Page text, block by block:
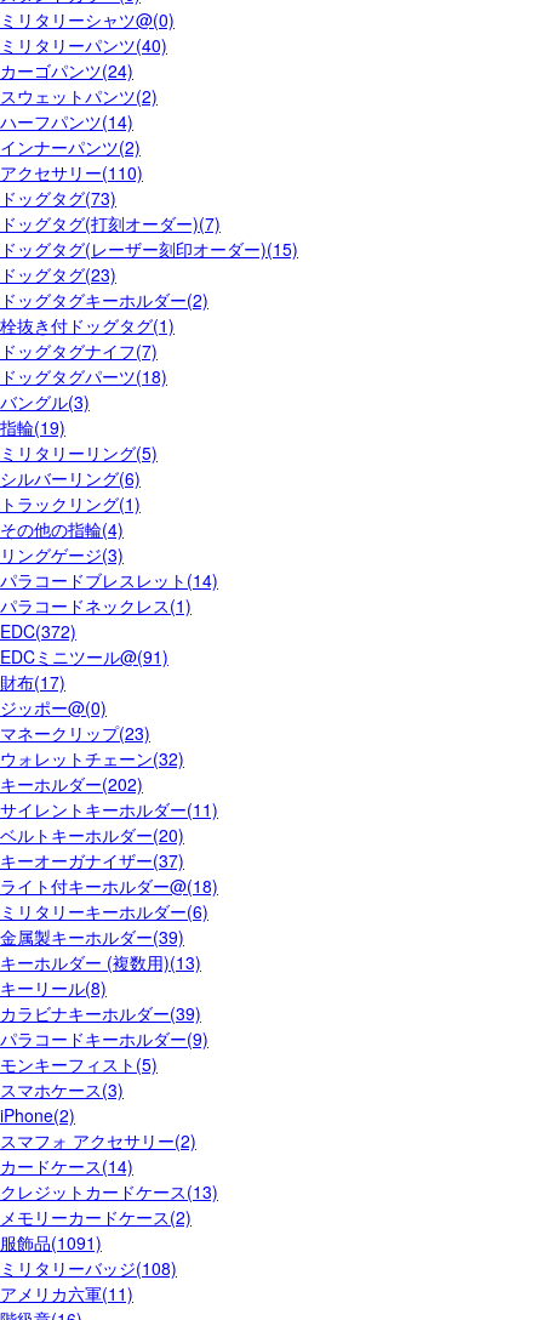
ミリタリーシャツ@(0)
ミリタリーパンツ(40)
カーゴパンツ(24)
スウェットパンツ(2)
ハーフパンツ(14)
インナーパンツ(2)
アクセサリー(110)
ドッグタグ(73)
ドッグタグ(打刻オーダー)(7)
ドッグタグ(レーザー刻印オーダー)(15)
ドッグタグ(23)
ドッグタグキーホルダー(2)
栓抜き付ドッグタグ(1)
ドッグタグナイフ(7)
ドッグタグパーツ(18)
バングル(3)
指輪(19)
ミリタリーリング(5)
シルバーリング(6)
トラックリング(1)
その他の指輪(4)
リングゲージ(3)
パラコードブレスレット(14)
パラコードネックレス(1)
EDC(372)
EDCミニツール@(91)
財布(17)
ジッポー@(0)
マネークリップ(23)
ウォレットチェーン(32)
キーホルダー(202)
サイレントキーホルダー(11)
ベルトキーホルダー(20)
キーオーガナイザー(37)
ライト付キーホルダー@(18)
ミリタリーキーホルダー(6)
金属製キーホルダー(39)
キーホルダー (複数用)(13)
キーリール(8)
カラビナキーホルダー(39)
パラコードキーホルダー(9)
モンキーフィスト(5)
スマホケース(3)
iPhone(2)
スマフォ アクセサリー(2)
カードケース(14)
クレジットカードケース(13)
メモリーカードケース(2)
服飾品(1091)
ミリタリーバッジ(108)
アメリカ六軍(11)